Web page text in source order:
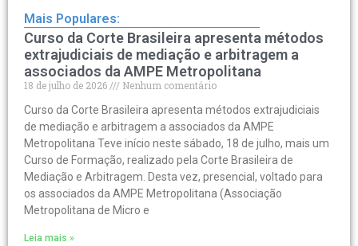
Mais Populares:
Curso da Corte Brasileira apresenta métodos
extrajudiciais de mediação e arbitragem a
associados da AMPE Metropolitana
18 de julho de 2026
Nenhum comentário
Curso da Corte Brasileira apresenta métodos extrajudiciais
de mediação e arbitragem a associados da AMPE
Metropolitana Teve início neste sábado, 18 de julho, mais um
Curso de Formação, realizado pela Corte Brasileira de
Mediação e Arbitragem. Desta vez, presencial, voltado para
os associados da AMPE Metropolitana (Associação
Metropolitana de Micro e
Leia mais »